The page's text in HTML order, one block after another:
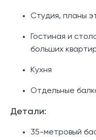
Студия, планы
Гостиная и
больших
Кухня
Отдельные
Детали:
35-метровый